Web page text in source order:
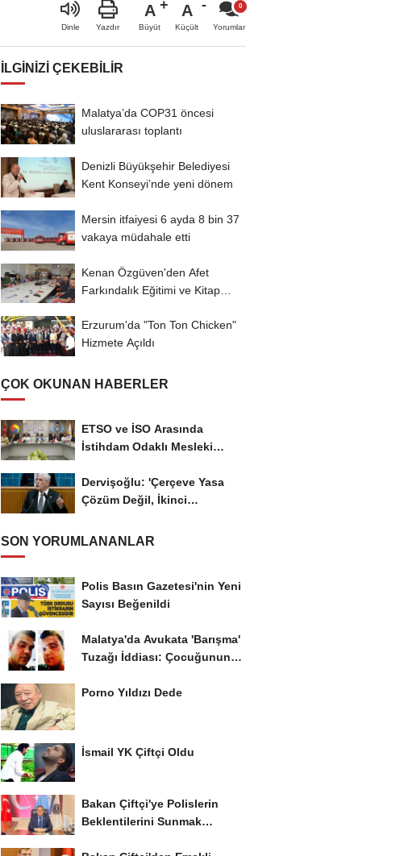
Dinle Yazdır
A
Büyüt
A
Küçült Yorumlar
İLGINIZI ÇEKEBILIR
Malatya’da COP31 öncesi
uluslararası toplantı
Denizli Büyükşehir Belediyesi
Kent Konseyi’nde yeni dönem
Mersin itfaiyesi 6 ayda 8 bin 37
vakaya müdahale etti
Kenan Özgüven'den Afet
Farkındalık Eğitimi ve Kitap
Erzurum'da "Ton Ton Chicken"
Hizmete Açıldı
ÇOK OKUNAN HABERLER
ETSO ve İSO Arasında
İstihdam Odaklı Mesleki
Dervişoğlu: 'Çerçeve Yasa
Çözüm Değil, İkinci
SON YORUMLANANLAR
Polis Basın Gazetesi'nin Yeni
Sayısı Beğenildi
Malatya'da Avukata 'Barışma'
Tuzağı İddiası: Çocuğunun
Porno Yıldızı Dede
İsmail YK Çiftçi Oldu
Bakan Çiftçi'ye Polislerin
Beklentilerini Sunmak